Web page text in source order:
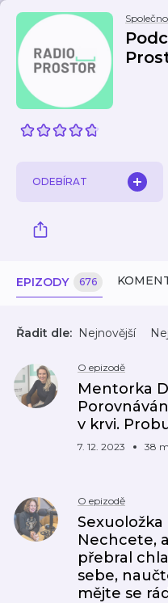
ODEBÍRAT
EPIZODY 676
Řadit dle: Nejnovější
O epizodě
Mentorka
v krvi.
7. 12. 2023 38
O epizodě
Sexuoložka
Nechcete,
přebral
sebe,
mějte se